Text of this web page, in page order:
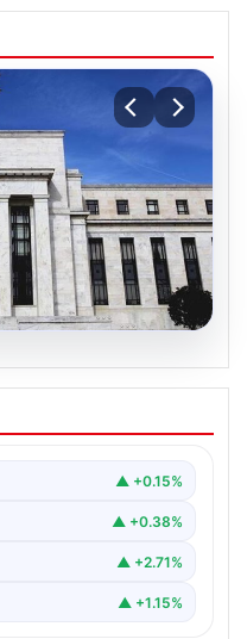
▲ +0.15%
▲ +0.38%
▲ +2.71%
▲ +1.15%